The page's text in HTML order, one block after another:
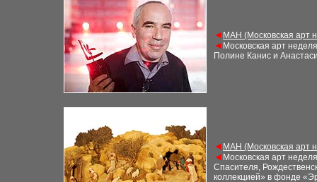
◄ МАН (Московская арт
◄ Московская арт неделя
Полине Канис и
◄ МАН (Московская арт
◄ Московская арт неделя
Спасителя,
коллекцией» в фонде